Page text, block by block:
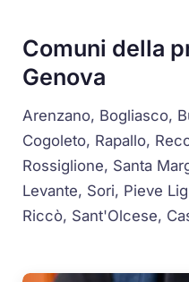
Comuni della
Genova
Arenzano, Bogliasco,
Cogoleto, Rapallo,
Rossiglione, Santa
Levante, Sori, Pieve
Riccò, Sant'Olcese,